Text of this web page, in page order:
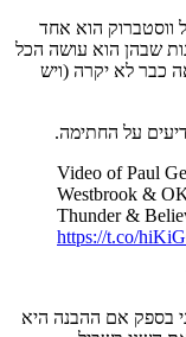
ווסטברוק הוא אחד
התחרותיים שיש בליגה. אם אחרי 2 עונות שבהן הוא עושה הכל
כבר לא יקרה (ויש
Video of Paul
Westbrook &
Thunder &
https://t.co/
בספק אם ההבנה היא